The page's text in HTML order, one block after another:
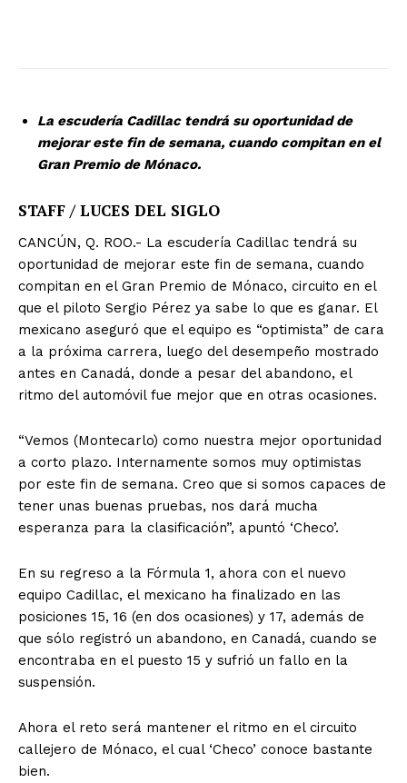
La escudería Cadillac tendrá su oportunidad de
mejorar este fin de semana, cuando compitan en el
Gran Premio de Mónaco.
STAFF / LUCES DEL SIGLO
CANCÚN, Q. ROO.- La escudería Cadillac tendrá su
oportunidad de mejorar este fin de semana, cuando
compitan en el Gran Premio de Mónaco, circuito en el
que el piloto Sergio Pérez ya sabe lo que es ganar. El
mexicano aseguró que el equipo es “optimista” de cara
a la próxima carrera, luego del desempeño mostrado
antes en Canadá, donde a pesar del abandono, el
ritmo del automóvil fue mejor que en otras ocasiones.
“Vemos (Montecarlo) como nuestra mejor oportunidad
a corto plazo. Internamente somos muy optimistas
por este fin de semana. Creo que si somos capaces de
tener unas buenas pruebas, nos dará mucha
esperanza para la clasificación”, apuntó ‘Checo’.
En su regreso a la Fórmula 1, ahora con el nuevo
equipo Cadillac, el mexicano ha finalizado en las
posiciones 15, 16 (en dos ocasiones) y 17, además de
que sólo registró un abandono, en Canadá, cuando se
encontraba en el puesto 15 y sufrió un fallo en la
suspensión.
Ahora el reto será mantener el ritmo en el circuito
callejero de Mónaco, el cual ‘Checo’ conoce bastante
bien.